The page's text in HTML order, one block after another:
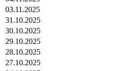
03.11.2025
31.10.2025
30.10.2025
29.10.2025
28.10.2025
27.10.2025